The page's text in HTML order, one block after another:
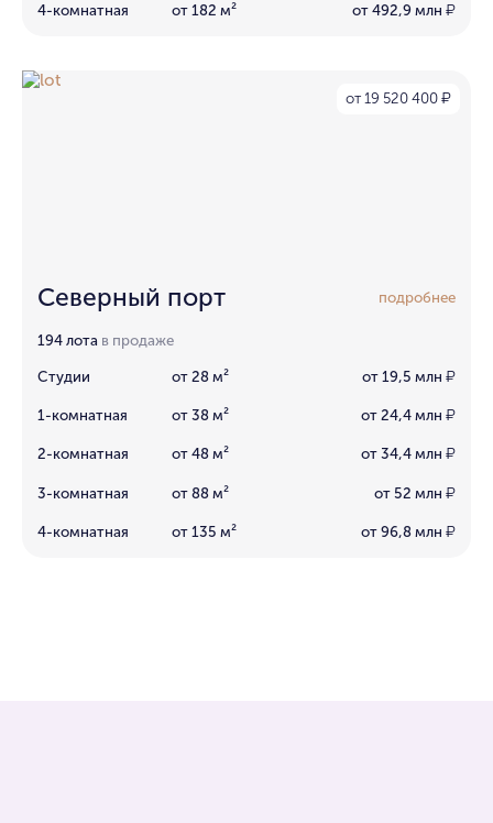
4-комнатная от 182 м² от 492,9 млн ₽
от 19 520 400 ₽
Северный порт подробнее
194 лота в продаже
Студии от 28 м² от 19,5 млн ₽
1-комнатная от 38 м² от 24,4 млн ₽
2-комнатная от 48 м² от 34,4 млн ₽
3-комнатная от 88 м² от 52 млн ₽
4-комнатная от 135 м² от 96,8 млн ₽